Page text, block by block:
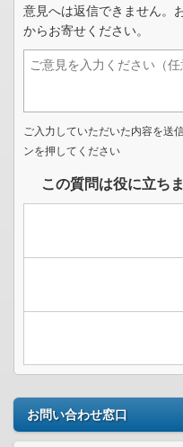
意見へは返信できません。
からお寄せください。
ご入力していただいた内容を送
ンを押してください
この質問は役に立ち
お問い合わせ窓口